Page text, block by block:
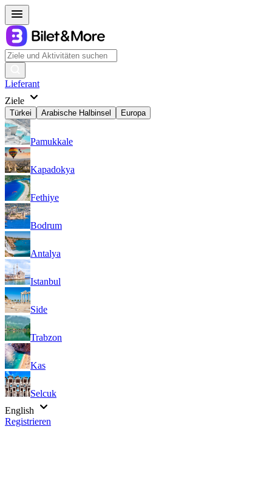
Lieferant
Ziele
Türkei Arabische Halbinsel Europa
Pamukkale
Kapadokya
Fethiye
Bodrum
Antalya
Istanbul
Side
Trabzon
Kas
Selcuk
English
Registrieren